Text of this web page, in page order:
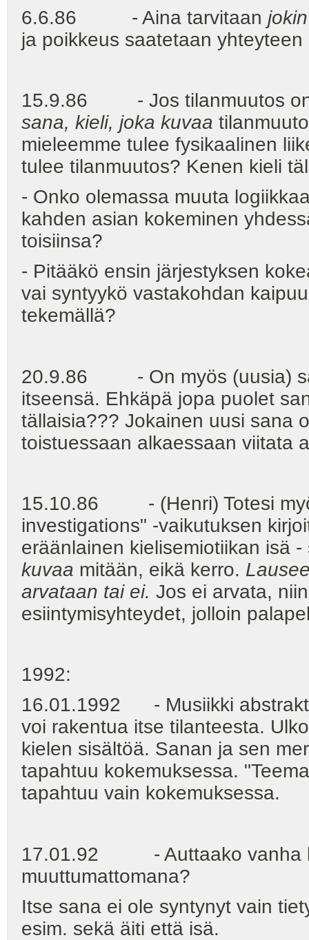
6.6.86 - Aina tarvitaan
ja poikkeus saatetaan
15.9.86 - Jos tilanmuutos on
sana, kieli, joka kuvaa
mieleemme tulee fysikaalinen
tulee tilanmuutos? Kenen kieli
- Onko olemassa muuta
kahden asian kokeminen
toisiinsa?
- Pitääkö ensin järjestyksen
vai syntyykö vastakohdan
tekemällä?
20.9.86 - On myös (uusia)
itseensä. Ehkäpä jopa puolet
tällaisia??? Jokainen uusi sana
toistuessaan alkaessaan viitata
15.10.86 - (Henri) Totesi
investigations" -vaikutuksen
eräänlainen kielisemiotiikan isä
kuvaa mitään, eikä kerro.
arvataan tai ei. Jos ei arvata,
esiintymisyhteydet, jolloin
1992:
16.01.1992 - Musiikki
voi rakentua itse tilanteesta.
kielen sisältöä. Sanan ja sen
tapahtuu kokemuksessa.
tapahtuu vain kokemuksessa.
17.01.92 - Auttaako vanha
muuttumattomana?
Itse sana ei ole syntynyt vain
esim. sekä äiti että isä.